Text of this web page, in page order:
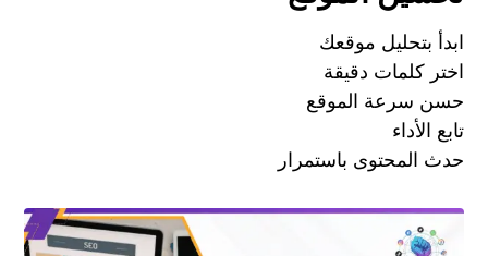
ابدأ بتحليل موقعك
اختر كلمات دقيقة
حسن سرعة الموقع
تابع الأداء
حدث المحتوى باستمرار